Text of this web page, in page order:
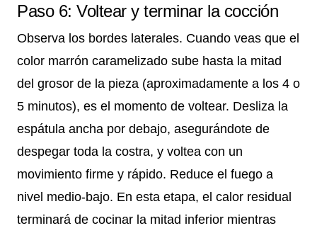
Paso 6: Voltear y terminar la cocción
Observa los bordes laterales. Cuando veas que el
color marrón caramelizado sube hasta la mitad
del grosor de la pieza (aproximadamente a los 4 o
5 minutos), es el momento de voltear. Desliza la
espátula ancha por debajo, asegurándote de
despegar toda la costra, y voltea con un
movimiento firme y rápido. Reduce el fuego a
nivel medio-bajo. En esta etapa, el calor residual
terminará de cocinar la mitad inferior mientras